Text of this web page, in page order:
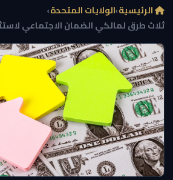
الرئيسية›الولايات المتحدة›
ثلاث طرق لمالكي الضمان الاجتماعي